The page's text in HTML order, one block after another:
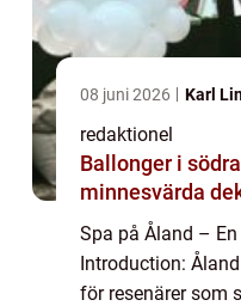
08 juni 2026 Karl
redaktionel
Ballonger i
minnesvärda
Spa på Åland –
Introduction:
för resenärer som